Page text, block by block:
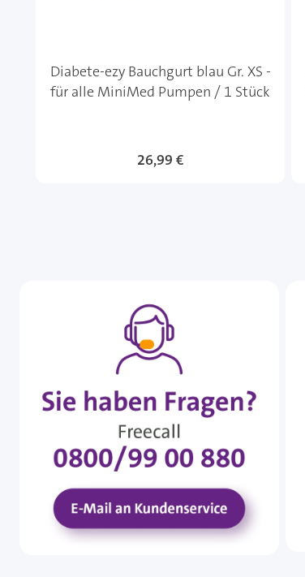
Diabete-ezy Bauchgurt blau Gr. XS -
für alle MiniMed Pumpen / 1 Stück
26,99 €